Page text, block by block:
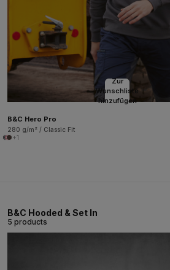
Zur
Wunschliste
hinzufügen
B&C Hero Pro
280 g/m² / Classic Fit
+1
B&C Hooded & Set In
5 products